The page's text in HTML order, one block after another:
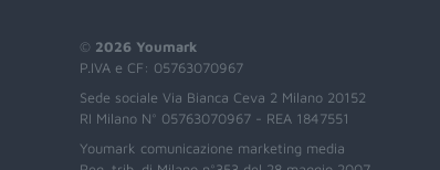
© 2026 Youmark
P.IVA e CF: 05763070967
Sede sociale Via Bianca Ceva 2 Milano 20152
RI Milano N° 05763070967 - REA 1847551
Youmark comunicazione marketing media